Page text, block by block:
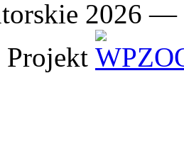
2026 —
Projekt